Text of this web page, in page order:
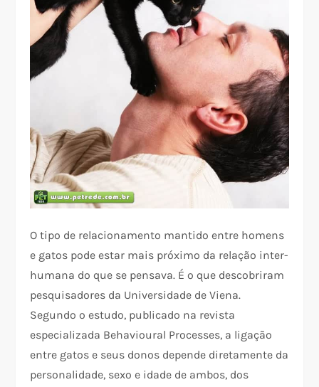
O tipo de relacionamento mantido entre homens
e gatos pode estar mais próximo da relação inter-
humana do que se pensava. É o que descobriram
pesquisadores da Universidade de Viena.
Segundo o estudo, publicado na revista
especializada Behavioural Processes, a ligação
entre gatos e seus donos depende diretamente da
personalidade, sexo e idade de ambos, dos